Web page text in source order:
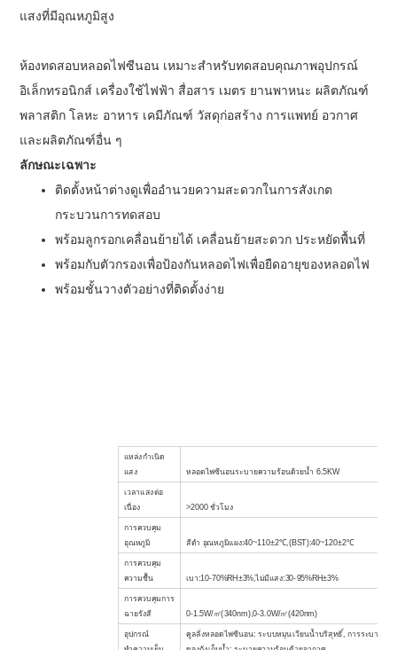
แสงที่มีอุณหภูมิสูง
ห้องทดสอบหลอดไฟซีนอน เหมาะสำหรับทดสอบคุณภาพอุปกรณ์
อิเล็กทรอนิกส์ เครื่องใช้ไฟฟ้า สื่อสาร เมตร ยานพาหนะ ผลิตภัณฑ์
พลาสติก โลหะ อาหาร เคมีภัณฑ์ วัสดุก่อสร้าง การแพทย์ อวกาศ
และผลิตภัณฑ์อื่น ๆ
ลักษณะเฉพาะ
ติดตั้งหน้าต่างดูเพื่ออำนวยความสะดวกในการสังเกต
กระบวนการทดสอบ
พร้อมลูกรอกเคลื่อนย้ายได้ เคลื่อนย้ายสะดวก ประหยัดพื้นที่
พร้อมกับตัวกรองเพื่อป้องกันหลอดไฟเพื่อยืดอายุของหลอดไฟ
พร้อมชั้นวางตัวอย่างที่ติดตั้งง่าย
แหล่งกำเนิด
แสง หลอดไฟซีนอนระบายความร้อนด้วยน้ำ 6.5KW
เวลาแสงต่อ
เนื่อง >2000 ชั่วโมง
การควบคุม
อุณหภูมิ สีดำ อุณหภูมิแผง:40~110±2℃,( BST ):40~120±2℃
การควบคุม
ความชื้น เบา:10-70%RH±3%,ไม่มีแสง:30-95%RH±3%
การควบคุมการ
ฉายรังสี
0-1.5W/㎡(340nm),0-3.0W/㎡(420nm )
อุปกรณ์
คูลลิ่งหลอดไฟซีนอน: ระบบหมุนเวียนน้ำบริสุทธิ์, การระบายคว